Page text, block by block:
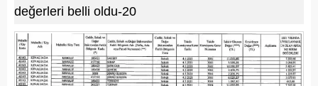
değerleri belli oldu-20